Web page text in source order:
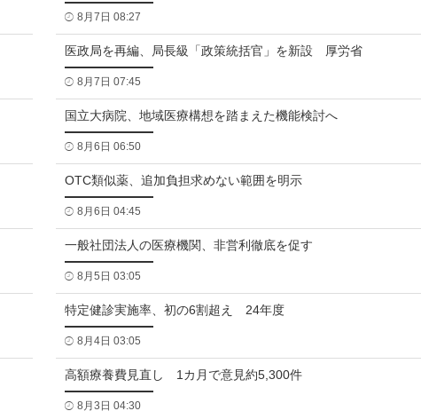
8月7日 08:27
医政局を再編、局長級「政策統括官」を新設 厚労省
8月7日 07:45
国立大病院、地域医療構想を踏まえた機能検討へ
8月6日 06:50
OTC類似薬、追加負担求めない範囲を明示
8月6日 04:45
一般社団法人の医療機関、非営利徹底を促す
8月5日 03:05
特定健診実施率、初の6割超え 24年度
8月4日 03:05
高額療養費見直し 1カ月で意見約5,300件
8月3日 04:30